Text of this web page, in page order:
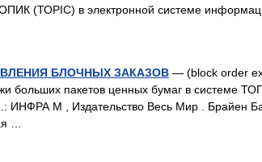
(ТОРIС) в электронной системе
БЛОЧНЫХ ЗАКАЗОВ — (block order
больших пакетов ценных бумаг в системе
ИНФРА М , Издательство Весь Мир . Брайен
…